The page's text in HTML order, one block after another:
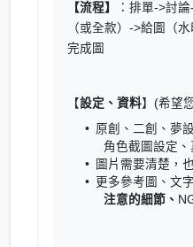
【流程】
：排單->討
（或全款）->給圖（
完成圖
【設定、資料】(希望
原創、二創、夢
角色截圖設定
圖片需要清楚，
更多參考圖、文
注意的細節、